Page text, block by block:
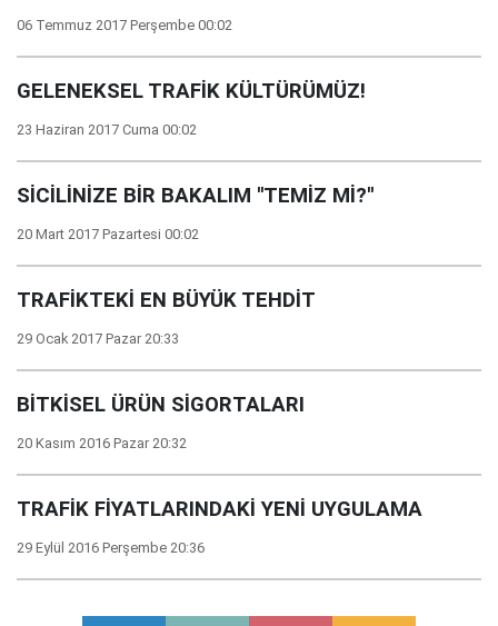
06 Temmuz 2017 Perşembe 00:02
GELENEKSEL TRAFİK KÜLTÜRÜMÜZ!
23 Haziran 2017 Cuma 00:02
SİCİLİNİZE BİR BAKALIM ''TEMİZ Mİ?''
20 Mart 2017 Pazartesi 00:02
TRAFİKTEKİ EN BÜYÜK TEHDİT
29 Ocak 2017 Pazar 20:33
BİTKİSEL ÜRÜN SİGORTALARI
20 Kasım 2016 Pazar 20:32
TRAFİK FİYATLARINDAKİ YENİ UYGULAMA
29 Eylül 2016 Perşembe 20:36